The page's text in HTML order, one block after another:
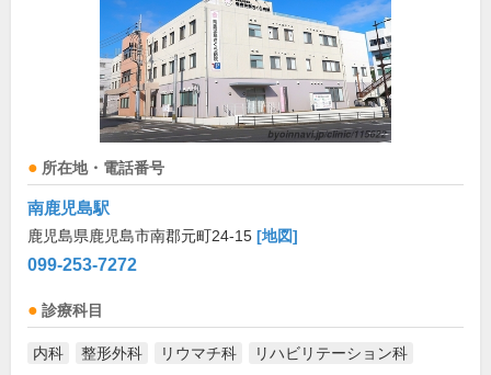
所在地・電話番号
南鹿児島駅
鹿児島県鹿児島市南郡元町24-15 [地図]
099-253-7272
診療科目
内科 整形外科 リウマチ科 リハビリテーション科